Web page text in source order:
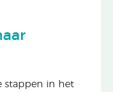
stappen in het